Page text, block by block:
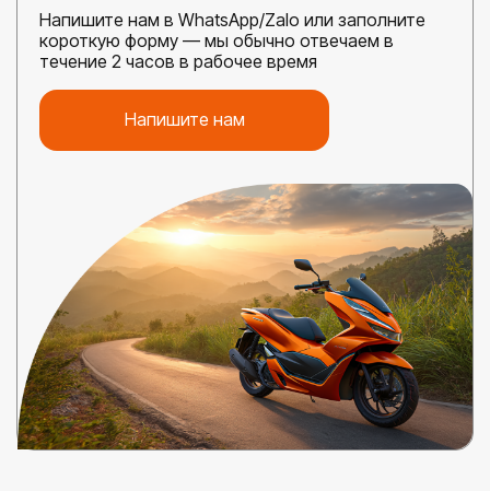
Напишите нам в WhatsApp/Zalo или заполните
короткую форму — мы обычно отвечаем в
течение 2 часов в рабочее время
Напишите нам